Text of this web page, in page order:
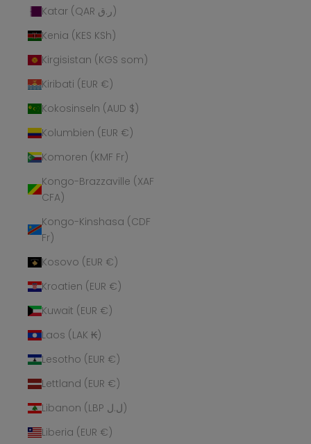
Katar (QAR ر.ق)
Kenia (KES KSh)
Kirgisistan (KGS som)
Kiribati (EUR €)
Kokosinseln (AUD $)
Kolumbien (EUR €)
Komoren (KMF Fr)
Kongo-Brazzaville (XAF
CFA)
Kongo-Kinshasa (CDF
Fr)
Kosovo (EUR €)
Kroatien (EUR €)
Kuwait (EUR €)
Laos (LAK ₭)
Lesotho (EUR €)
Lettland (EUR €)
Libanon (LBP ل.ل)
Liberia (EUR €)